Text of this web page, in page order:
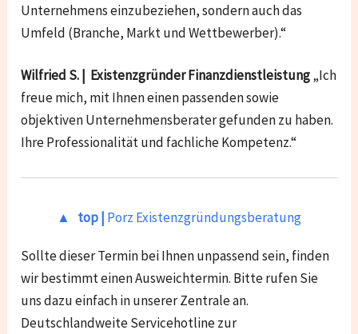
Unternehmens einzubeziehen, sondern auch das
Umfeld (Branche, Markt und Wettbewerber).“
Wilfried S. | Existenzgründer Finanzdienstleistung„Ich
freue mich, mit Ihnen einen passenden sowie
objektiven Unternehmensberater gefunden zu haben.
Ihre Professionalität und fachliche Kompetenz.“
▲ top | Porz Existenzgründungsberatung
Sollte dieser Termin bei Ihnen unpassend sein, finden
wir bestimmt einen Ausweichtermin. Bitte rufen Sie
uns dazu einfach in unserer Zentrale an.
Deutschlandweite Servicehotline zur